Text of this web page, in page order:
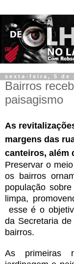
sexta-feira, 5 de
Bairros
paisagismo
As
margens das
canteiros, além
Preservar o
os bairros
população
limpa,
esse é o
da Secretaria
bairros.
As primeiras